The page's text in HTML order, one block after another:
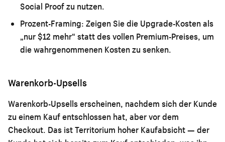
Social Proof zu nutzen.
Prozent-Framing: Zeigen Sie die Upgrade-Kosten als
„nur $12 mehr“ statt des vollen Premium-Preises, um
die wahrgenommenen Kosten zu senken.
Warenkorb-Upsells
Warenkorb-Upsells erscheinen, nachdem sich der Kunde
zu einem Kauf entschlossen hat, aber vor dem
Checkout. Das ist Territorium hoher Kaufabsicht — der